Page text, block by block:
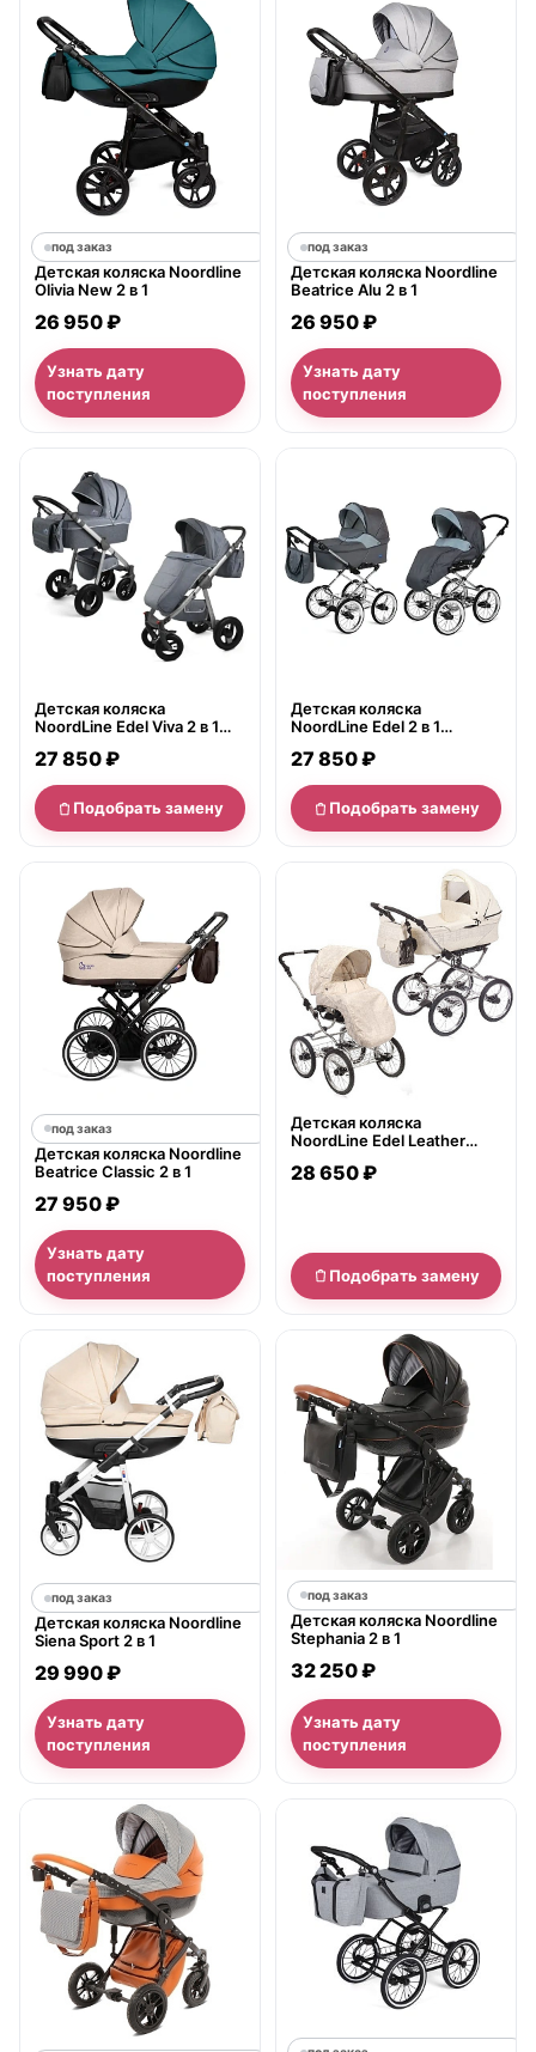
под заказ
Детская коляска Noordline
Olivia New 2 в 1
26 950 ₽
Узнать дату
поступления
под заказ
Детская коляска Noordline
Beatrice Alu 2 в 1
26 950 ₽
Узнать дату
поступления
нет в продаже
Детская коляска
NoordLine Edel Viva 2 в 1
27 850 ₽
Подобрать замену
Детская коляска
NoordLine Edel 2 в 1
27 850 ₽
Подобрать замену
под заказ
Детская коляска Noordline
Beatrice Classic 2 в 1
27 950 ₽
Узнать дату
поступления
Детская коляска
NoordLine Edel Leather
28 650 ₽
Подобрать замену
под заказ
Детская коляска Noordline
Siena Sport 2 в 1
29 990 ₽
Узнать дату
поступления
под заказ
Детская коляска Noordline
Stephania 2 в 1
32 250 ₽
Узнать дату
поступления